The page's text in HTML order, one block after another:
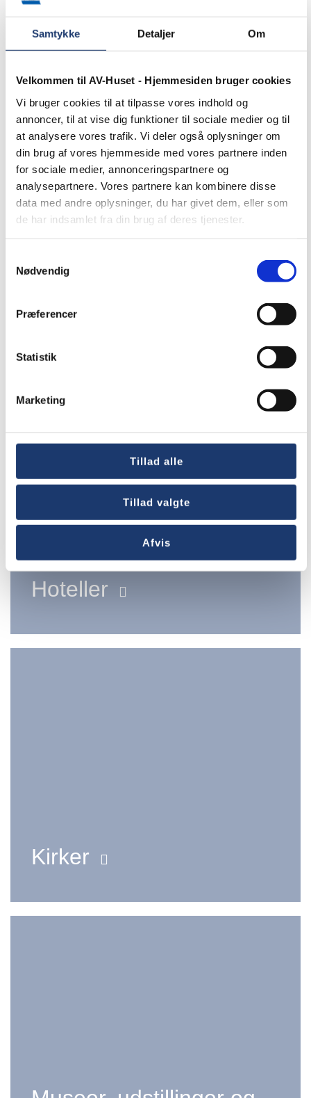
Samtykke Detaljer Om
Velkommen til AV-Huset - Hjemmesiden bruger cookies
Vi bruger cookies til at tilpasse vores indhold og
annoncer, til at vise dig funktioner til sociale medier og til
at analysere vores trafik. Vi deler også oplysninger om
din brug af vores hjemmeside med vores partnere inden
for sociale medier, annonceringspartnere og
analysepartnere. Vores partnere kan kombinere disse
data med andre oplysninger, du har givet dem, eller som
de har indsamlet fra din brug af deres tjenester.
Nødvendig
Præferencer
Statistik
Marketing
Tillad alle
Tillad valgte
Afvis
Export
Folke- & efterskoler
Hoteller
Kirker